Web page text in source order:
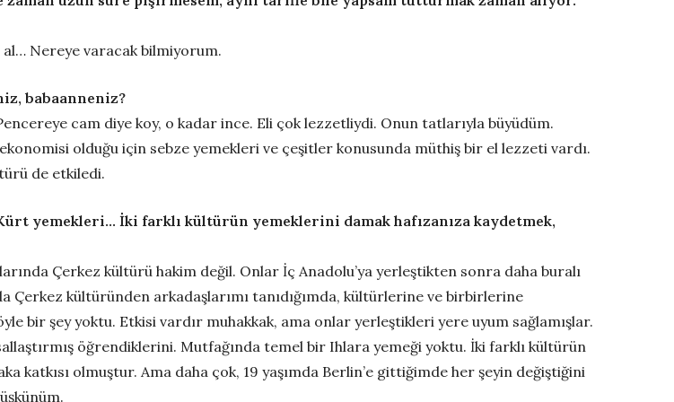
Nereye varacak bilmiyorum.
babaanneniz?
cam diye koy, o kadar ince. Eli çok lezzetliydi. Onun tatlarıyla büyüdüm.
olduğu için sebze yemekleri ve çeşitler konusunda müthiş bir el lezzeti vardı.
de etkiledi.
yemekleri… İki farklı kültürün yemeklerini damak hafızanıza kaydetmek,
Çerkez kültürü hakim değil. Onlar İç Anadolu’ya yerleştikten sonra daha buralı
Çerkez kültüründen arkadaşlarımı tanıdığımda, kültürlerine ve birbirlerine
bir şey yoktu. Etkisi vardır muhakkak, ama onlar yerleştikleri yere uyum sağlamışlar.
öğrendiklerini. Mutfağında temel bir Ihlara yemeği yoktu. İki farklı kültürün
katkısı olmuştur. Ama daha çok, 19 yaşımda Berlin’e gittiğimde her şeyin değiştiğini